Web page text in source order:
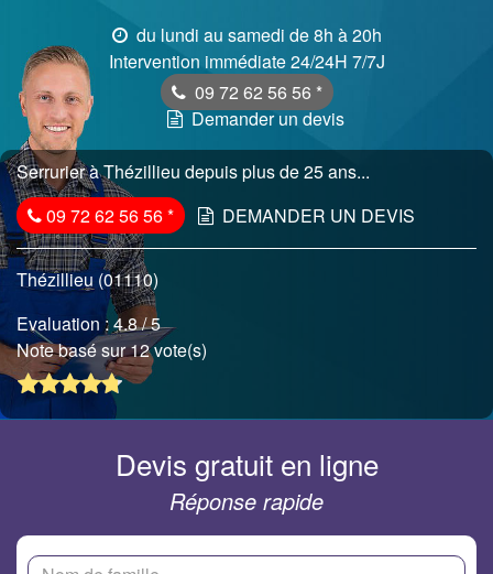
du lundi au samedi de 8h à 20h
Intervention immédiate 24/24H 7/7J
09 72 62 56 56 *
Demander un devis
Serrurier à Thézillieu depuis plus de 25 ans...
09 72 62 56 56* DEMANDER UN DEVIS
Thézillieu (01110)
Evaluation :4.8/ 5
Note basé sur 12 vote(s)
Devis gratuit en ligne
Réponse rapide